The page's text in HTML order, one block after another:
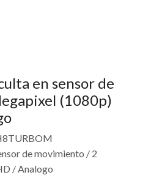
en sensor de
(1080p)
de movimiento / 2
/ Analogo